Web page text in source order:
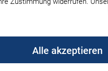
Alle akzeptieren
Europa-ETFs
Auto-Leasing
Wärmepumpe
iPhone 16